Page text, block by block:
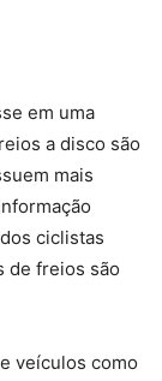
em uma
a disco são
mais
ciclistas
de freios são
veículos como